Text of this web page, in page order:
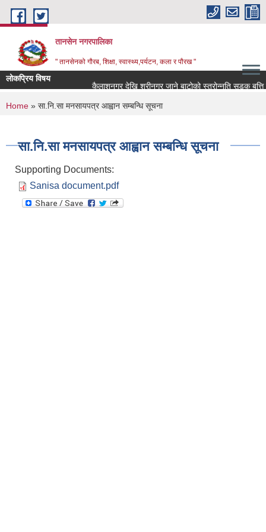
Skip to main content
तानसेन नगरपालिका
" तानसेनको गौरब, शिक्षा, स्वास्थ्य,पर्यटन, कला र पौरख "
लोकप्रिय विषय
You are here
Home » सा.नि.सा मनसायपत्र आह्वान सम्बन्धि सूचना
सा.नि.सा मनसायपत्र आह्वान सम्बन्धि सूचना
Supporting Documents:
Sanisa document.pdf